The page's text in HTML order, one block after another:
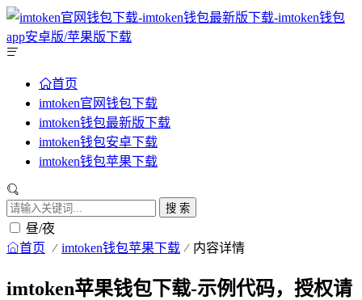
首页
imtoken官网钱包下载
imtoken钱包最新版下载
imtoken钱包安卓下载
imtoken钱包苹果下载
搜 索
昼/夜
首页 imtoken钱包苹果下载 内容详情
imtoken苹果钱包下载-示例代码，授权请